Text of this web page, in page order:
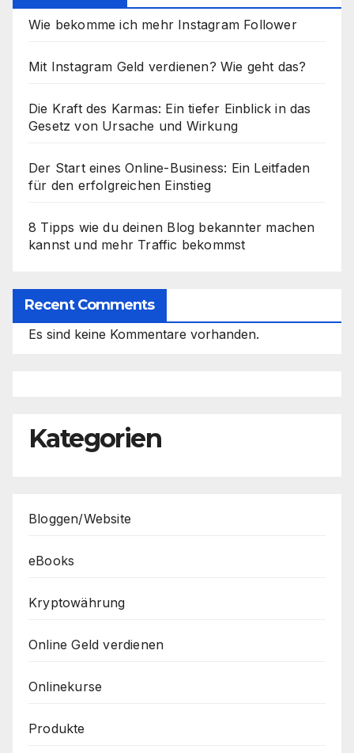
Wie bekomme ich mehr Instagram Follower
Mit Instagram Geld verdienen? Wie geht das?
Die Kraft des Karmas: Ein tiefer Einblick in das
Gesetz von Ursache und Wirkung
Der Start eines Online-Business: Ein Leitfaden
für den erfolgreichen Einstieg
8 Tipps wie du deinen Blog bekannter machen
kannst und mehr Traffic bekommst
Recent Comments
Es sind keine Kommentare vorhanden.
Kategorien
Bloggen/Website
eBooks
Kryptowährung
Online Geld verdienen
Onlinekurse
Produkte